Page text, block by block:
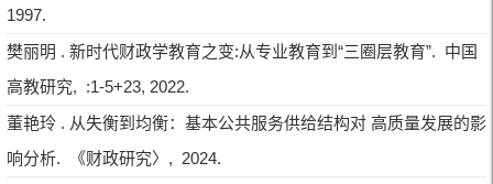
1997.
樊丽明 . 新时代财政学教育之变:从专业教育到“三圈层教育”. 中国
高教研究, :1-5+23, 2022.
董艳玲 . 从失衡到均衡：基本公共服务供给结构对 高质量发展的影
响分析. 《财政研究〉, 2024.